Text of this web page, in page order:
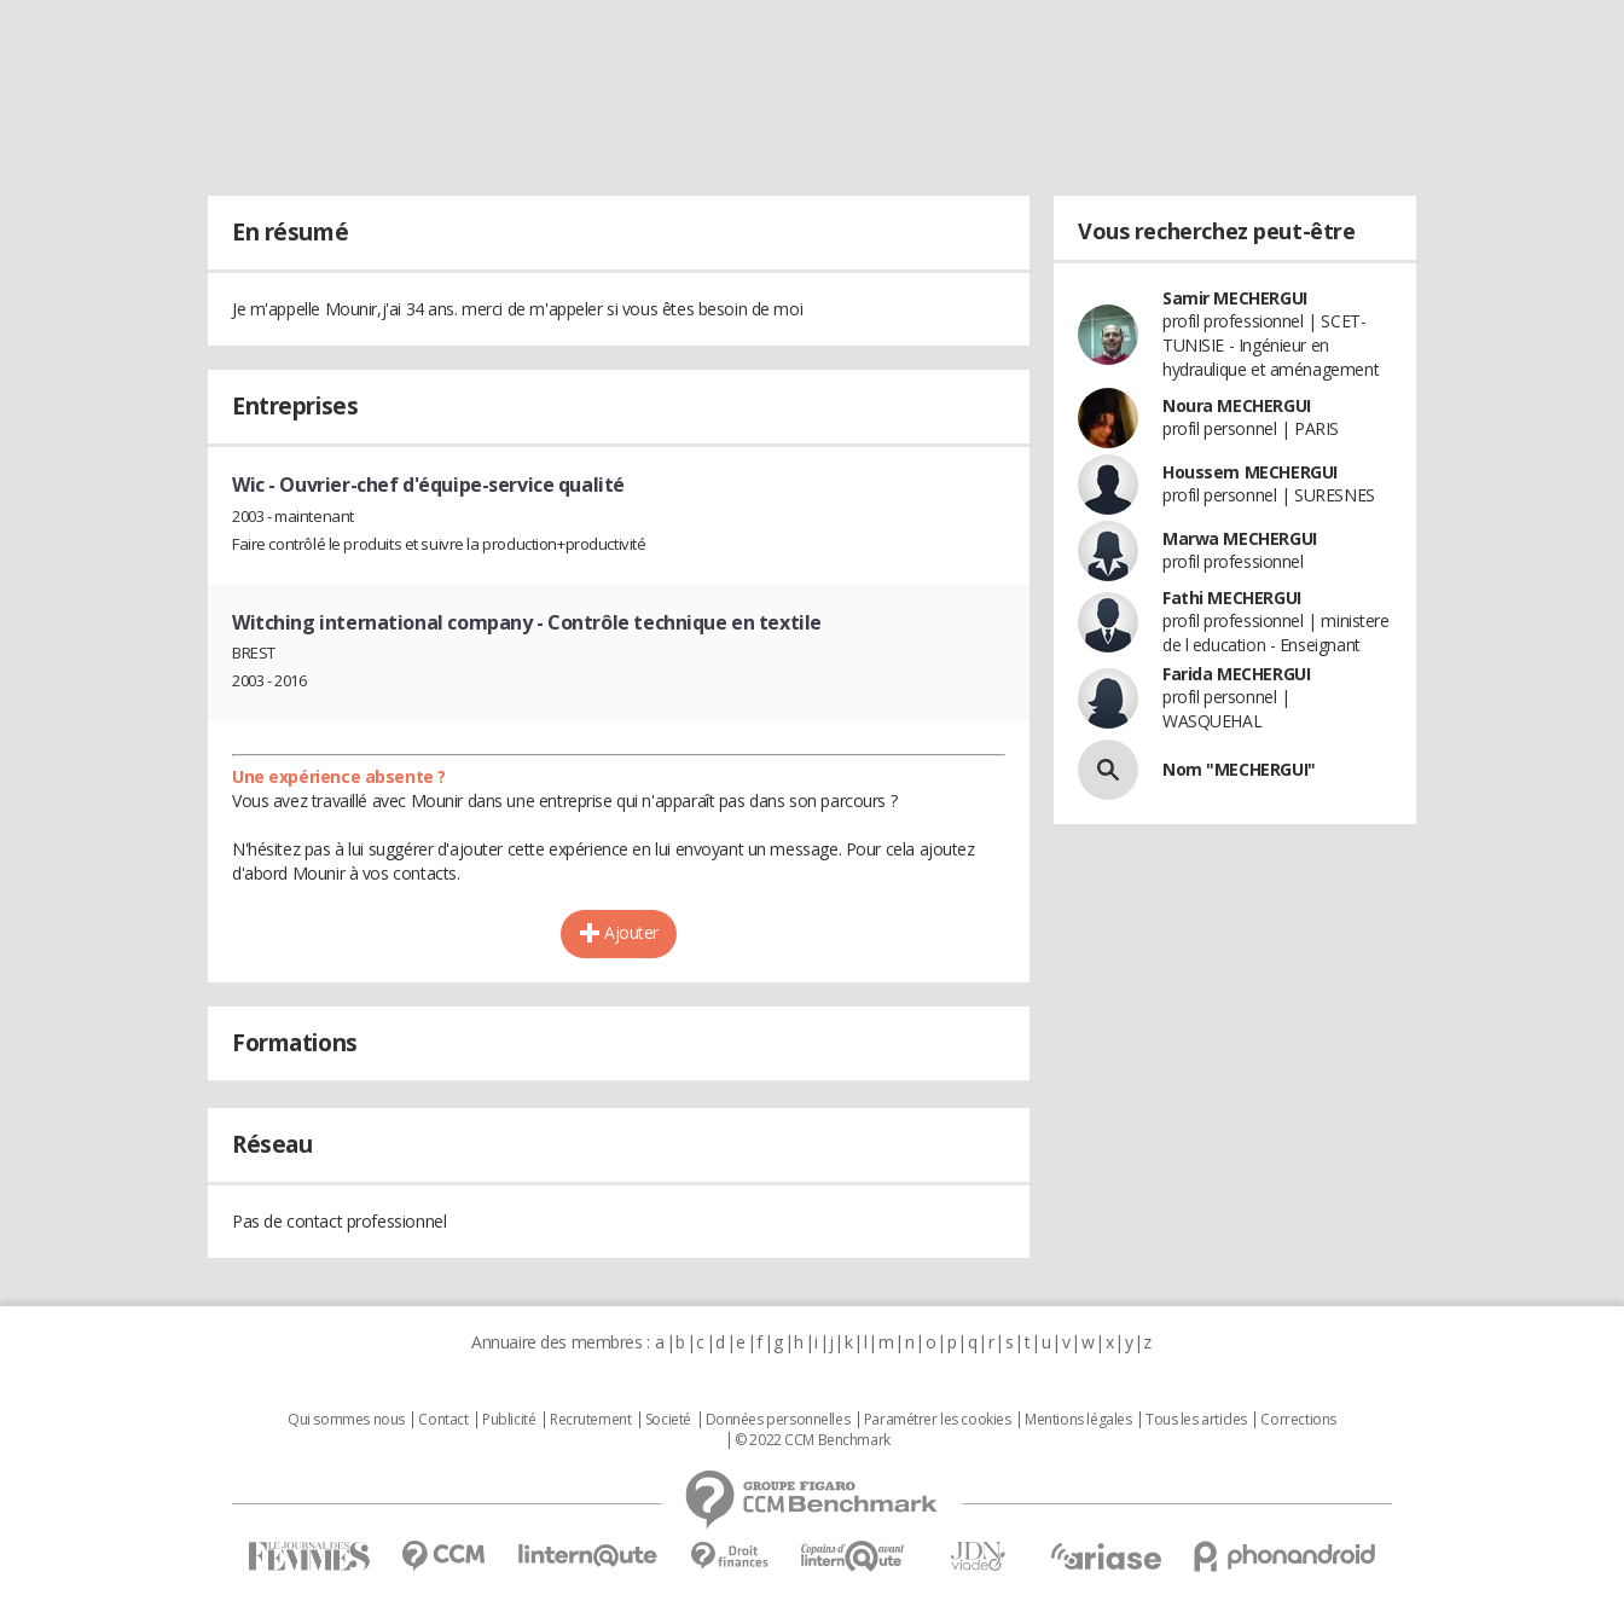
En résumé
Je m'appelle Mounir,j'ai 34 ans. merci de m'appeler si vous êtes besoin de moi
Entreprises
Wic- Ouvrier-chef d'équipe-service qualité
2003 - maintenant
Faire contrôlé le produits et suivre la production+productivité
Witching international company- Contrôle technique en textile
BREST
2003 - 2016
Une expérience absente ?
Vous avez travaillé avec Mounir dans une entreprise qui n'apparaît pas dans son parcours ?
N'hésitez pas à lui suggérer d'ajouter cette expérience en lui envoyant un message. Pour cela ajoutez
d'abord Mounir à vos contacts.
Ajouter
Formations
Réseau
Pas de contact professionnel
Vous recherchez peut-être
Samir MECHERGUI
profil professionnel | SCET-
TUNISIE - Ingénieur en
hydraulique et aménagement
Noura MECHERGUI
profil personnel | PARIS
Houssem MECHERGUI
profil personnel | SURESNES
Marwa MECHERGUI
profil professionnel
Fathi MECHERGUI
profil professionnel | ministere
de l education - Enseignant
Farida MECHERGUI
profil personnel |
WASQUEHAL
Nom "MECHERGUI"
Annuaire des membres : a b c d e f g h i j k l m n o p q r s t u v w x y z
Qui sommes nous Contact Publicité Recrutement Societé Données personnelles Paramétrer les cookies Mentions légales Tous les articles
Corrections
© 2022 CCM Benchmark